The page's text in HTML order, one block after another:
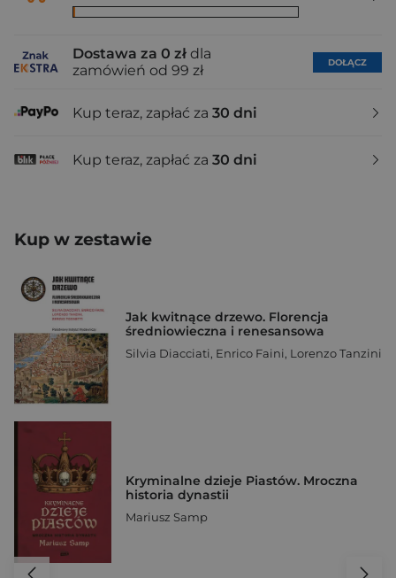
Dostawa za 0 zł dla
zamówień od 99 zł
DOŁĄCZ
Kup teraz, zapłać za 30 dni
Kup teraz, zapłać za 30 dni
Kup w zestawie
Jak kwitnące drzewo. Florencja
średniowieczna i renesansowa
Silvia Diacciati, Enrico Faini, Lorenzo Tanzini
Kryminalne dzieje Piastów. Mroczna
historia dynastii
Mariusz Samp